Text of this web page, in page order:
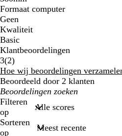
Formaat computer
Geen
Kwaliteit
Basic
Klantbeoordelingen
3(22
klantbeoordelingen
)
Hoe wij beoordelingen
Beoordeeld door 2 klanten
Mijn
zoekopdrachten
Filteren
op
Sorteren
op